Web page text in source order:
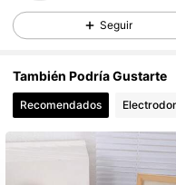
4.74 41
4.74 41
4.74 41
41
Seguir
También Podría Gustarte
Recomendados